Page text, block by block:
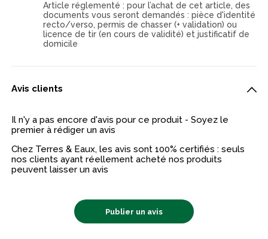
Article réglementé : pour l’achat de cet article, des
documents vous seront demandés : pièce d'identité
recto/verso, permis de chasser (+ validation) ou
licence de tir (en cours de validité) et justificatif de
domicile
Avis clients
Il n'y a pas encore d'avis pour ce produit - Soyez le
premier à rédiger un avis
Chez Terres & Eaux, les avis sont 100% certifiés : seuls
nos clients ayant réellement acheté nos produits
peuvent laisser un avis
Publier un avis